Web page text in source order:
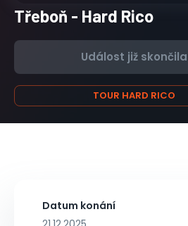
Třeboň - Hard Rico
Událost již skončila
TOUR HARD RICO
Datum konání